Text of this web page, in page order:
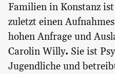
Familien in Konstanz
zuletzt einen
hohen Anfrage und
Carolin Willy. Sie ist
Jugendliche und